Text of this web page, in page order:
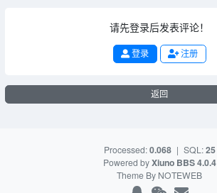
请先登录后发表评论！
登录 注册
返回
Processed:0.068 | SQL:25
Powered byXiuno BBS4.0.4
Theme By NOTEWEB